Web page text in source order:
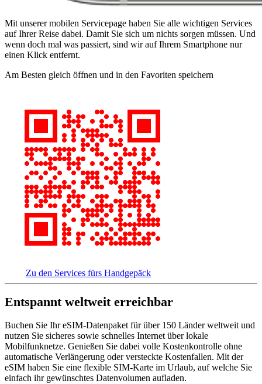
Mit unserer mobilen Servicepage haben Sie alle wichtigen Services
auf Ihrer Reise dabei. Damit Sie sich um nichts sorgen müssen. Und
wenn doch mal was passiert, sind wir auf Ihrem Smartphone nur
einen Klick entfernt.
Am Besten gleich öffnen und in den Favoriten speichern
Zu den Services fürs Handgepäck
Entspannt weltweit erreichbar
Buchen Sie Ihr eSIM-Datenpaket für über 150 Länder weltweit und
nutzen Sie sicheres sowie schnelles Internet über lokale
Mobilfunknetze. Genießen Sie dabei volle Kostenkontrolle ohne
automatische Verlängerung oder versteckte Kostenfallen. Mit der
eSIM haben Sie eine flexible SIM-Karte im Urlaub, auf welche Sie
einfach ihr gewünschtes Datenvolumen aufladen.